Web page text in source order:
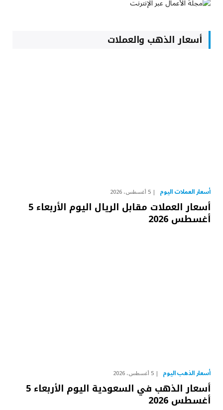
أسعار الذهب والعملات
أسعار العملات اليوم 5 أغسطس، 2026
أسعار العملات مقابل الريال اليوم الأربعاء 5
أغسطس 2026
أسعار الذهب اليوم 5 أغسطس، 2026
أسعار الذهب في السعودية اليوم الأربعاء 5
أغسطس 2026